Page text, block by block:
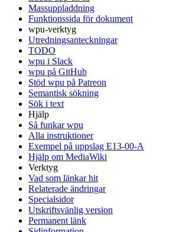
Massuppladdning
Funktionssida för dokument
wpu-verktyg
Utredningsanteckningar
TODO
wpu i Slack
wpu på GitHub
Stöd wpu på Patreon
Semantisk sökning
Sök i text
Hjälp
Så funkar wpu
Alla instruktioner
Exempel på uppslag E13-00-A
Hjälp om MediaWiki
Verktyg
Vad som länkar hit
Relaterade ändringar
Specialsidor
Utskriftsvänlig version
Permanent länk